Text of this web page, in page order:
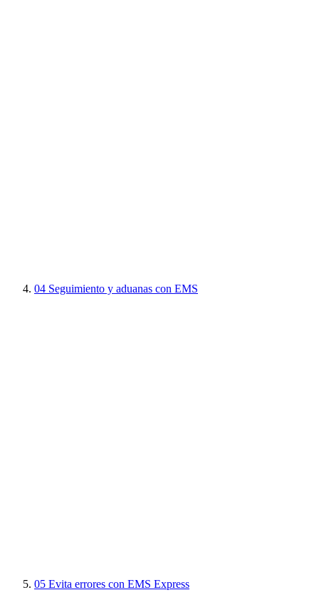
04 Seguimiento y aduanas con EMS
05 Evita errores con EMS Express